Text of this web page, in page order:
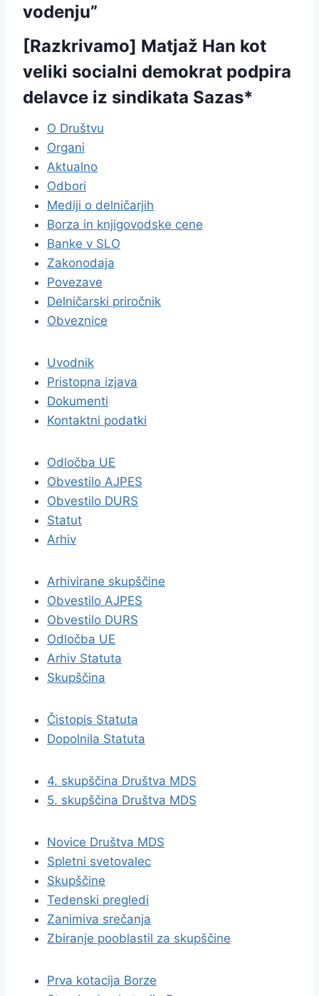
vodenju”
[Razkrivamo] Matjaž Han kot
veliki socialni demokrat podpira
delavce iz sindikata Sazas*
O Društvu
Organi
Aktualno
Odbori
Mediji o delničarjih
Borza in knjigovodske cene
Banke v SLO
Zakonodaja
Povezave
Delničarski priročnik
Obveznice
Uvodnik
Pristopna izjava
Dokumenti
Kontaktni podatki
Odločba UE
Obvestilo AJPES
Obvestilo DURS
Statut
Arhiv
Arhivirane skupščine
Obvestilo AJPES
Obvestilo DURS
Odločba UE
Arhiv Statuta
Skupščina
Čistopis Statuta
Dopolnila Statuta
4. skupščina Društva MDS
5. skupščina Društva MDS
Novice Društva MDS
Spletni svetovalec
Skupščine
Tedenski pregledi
Zanimiva srečanja
Zbiranje pooblastil za skupščine
Prva kotacija Borze